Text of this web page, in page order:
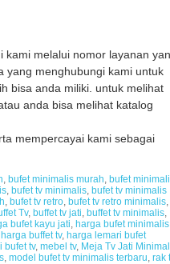
kami melalui nomor layanan
yang menghubungi kami untuk
bisa anda miliki. untuk melihat
anda bisa melihat katalog
mempercayai kami sebagai
, bufet minimalis murah, bufet
, bufet tv minimalis, bufet tv minimalis
, bufet tv retro, bufet tv retro minimalis,
Tv, buffet tv jati, buffet tv minimalis,
bufet kayu jati, harga bufet minimalis
harga buffet tv, harga lemari bufet
bufet tv, mebel tv, Meja Tv Jati
, model bufet tv minimalis terbaru, rak